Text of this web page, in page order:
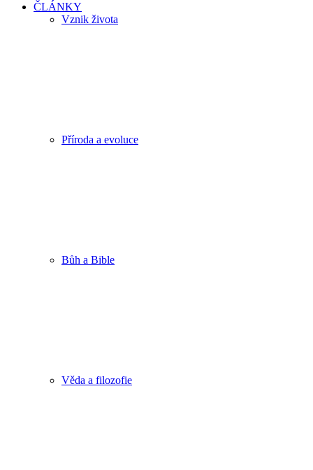
ČLÁNKY
Vznik života
Příroda a evoluce
Bůh a Bible
Věda a filozofie